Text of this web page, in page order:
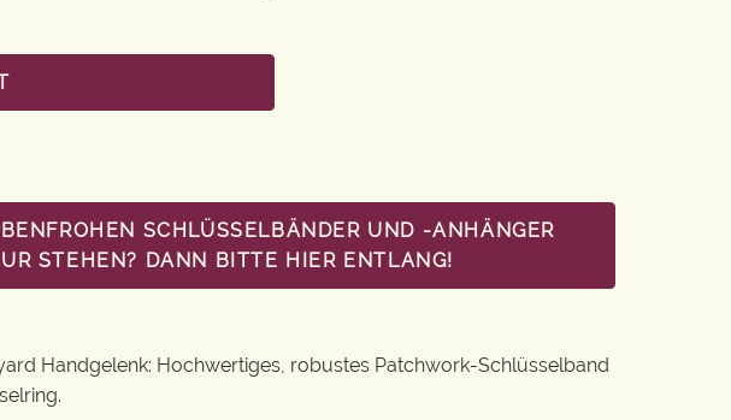
SCHLÜSSELBÄNDER UND -ANHÄNGER
STEHEN? DANN BITTE HIER ENTLANG!
Handgelenk: Hochwertiges, robustes Patchwork-Schlüsselband